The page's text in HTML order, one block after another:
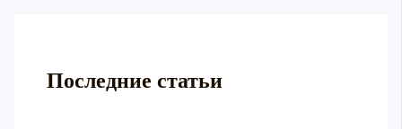
Последние статьи